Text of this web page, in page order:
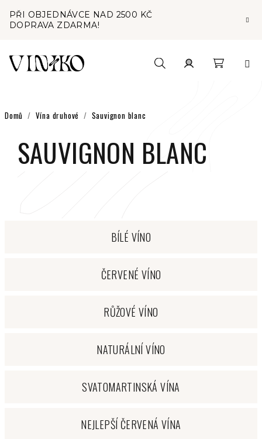
obsah
PŘI OBJEDNÁVCE NAD 2500 KČ
DOPRAVA ZDARMA!
Domů / Vína druhové / Sauvignon blanc
SAUVIGNON BLANC
BÍLÉ VÍNO
ČERVENÉ VÍNO
RŮŽOVÉ VÍNO
NATURÁLNÍ VÍNO
SVATOMARTINSKÁ VÍNA
NEJLEPŠÍ ČERVENÁ VÍNA